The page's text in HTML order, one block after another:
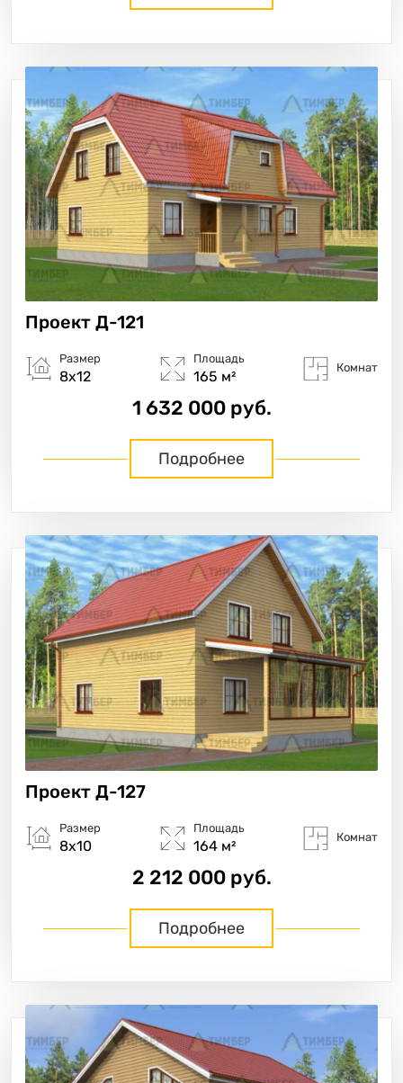
Проект Д-121
Размер
8х12
Площадь
165 м²
Комнат
1 632 000 руб.
Подробнее
Проект Д-127
Размер
8х10
Площадь
164 м²
Комнат
2 212 000 руб.
Подробнее